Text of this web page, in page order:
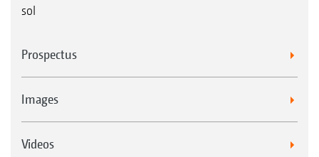
sol
Prospectus
Images
Videos